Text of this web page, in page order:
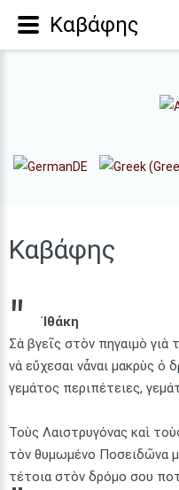
Καβάφης
Ἰθάκη
Σὰ βγεῖς στὸν πηγαιμὸ γιὰ
νὰ εὔχεσαι νἆναι μακρὺς ὁ
γεμάτος περιπέτειες,
Τοὺς Λαιστρυγόνας καὶ
τὸν θυμωμένο Ποσειδῶνα
τέτοια στὸν δρόμο σου
Καβάφης